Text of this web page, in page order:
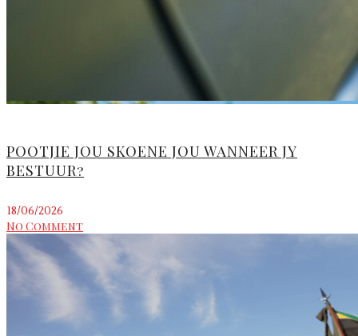
POOTJIE JOU SKOENE JOU WANNEER JY
BESTUUR?
18/06/2026
No Comment